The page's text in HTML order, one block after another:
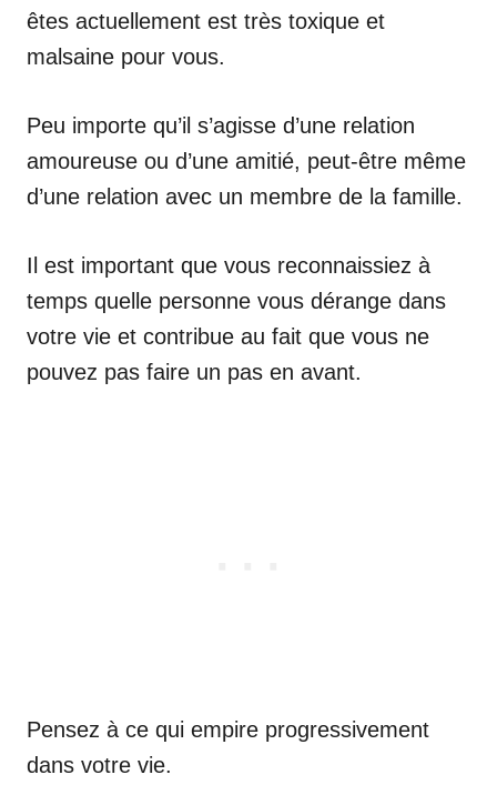
êtes actuellement est très toxique et
malsaine pour vous.
Peu importe qu’il s’agisse d’une relation
amoureuse ou d’une amitié, peut-être même
d’une relation avec un membre de la famille.
Il est important que vous reconnaissiez à
temps quelle personne vous dérange dans
votre vie et contribue au fait que vous ne
pouvez pas faire un pas en avant.
Pensez à ce qui empire progressivement
dans votre vie.